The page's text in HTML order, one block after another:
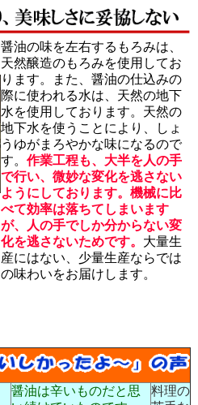
醤油の味を左右するもろみは、
天然醸造のもろみを使用してお
ります。また、醤油の仕込みの
際に使われる水は、天然の地下
水を使用しております。天然の
地下水を使うことにより、しょ
うゆがまろやかな味になるので
す。 作業工程も、大半を人の手
で行い、微妙な変化を逃さない
ようにしております。機械に比
べて効率は落ちてしまいます
が、人の手でしか分からない変
化を逃さないためです。 大量生
産にはない、少量生産ならでは
の味わいをお届けします。
醤油は辛いものだと思
料理の